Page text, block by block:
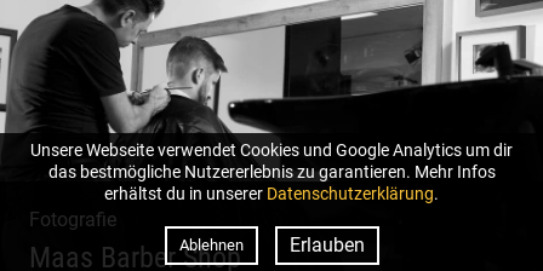
Fotografie
Maas Barber Shop
Unsere Webseite verwendet Cookies und Google Analytics um dir
das bestmögliche Nutzererlebnis zu garantieren. Mehr Infos
erhältst du in unserer Datenschutzerklärung.
Ablehnen Erlauben